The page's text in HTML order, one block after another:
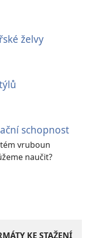
želvy
schopnost
vruboun
naučit?
KE STAŽENÍ